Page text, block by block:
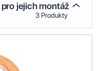
jejich montáž
3 Produkty